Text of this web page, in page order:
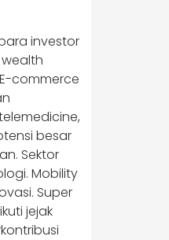
investor
commerce
besar
Sektor
Mobility
Super
jejak